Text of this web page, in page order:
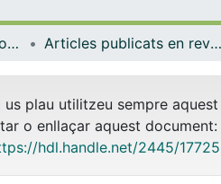
Psicologia Social i Psicologia Quantitativa Articles publicats en revistes (Psicologia Social i Psicologia Quantitativa)
us plau utilitzeu sempre
o enllaçar aquest document:
hdl.handle.net/2445/